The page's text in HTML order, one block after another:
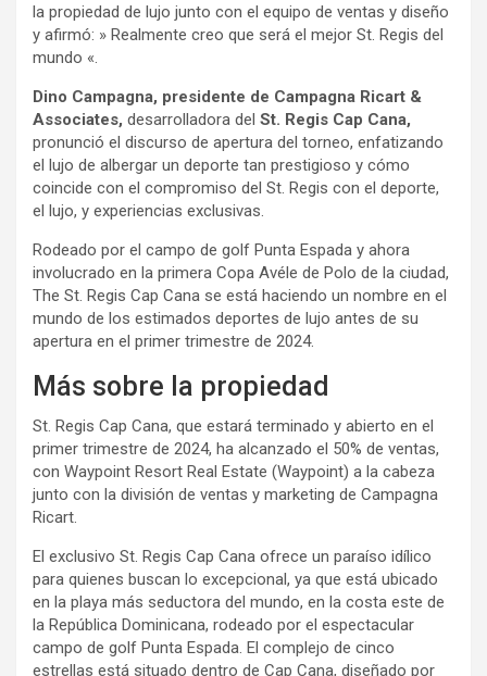
la propiedad de lujo junto con el equipo de ventas y diseño
y afirmó: » Realmente creo que será el mejor St. Regis del
mundo «.
Dino Campagna, presidente de Campagna Ricart &
Associates, desarrolladora del St. Regis Cap Cana,
pronunció el discurso de apertura del torneo, enfatizando
el lujo de albergar un deporte tan prestigioso y cómo
coincide con el compromiso del St. Regis con el deporte,
el lujo, y experiencias exclusivas.
Rodeado por el campo de golf Punta Espada y ahora
involucrado en la primera Copa Avéle de Polo de la ciudad,
The St. Regis Cap Cana se está haciendo un nombre en el
mundo de los estimados deportes de lujo antes de su
apertura en el primer trimestre de 2024.
Más sobre la propiedad
St. Regis Cap Cana, que estará terminado y abierto en el
primer trimestre de 2024, ha alcanzado el 50% de ventas,
con Waypoint Resort Real Estate (Waypoint) a la cabeza
junto con la división de ventas y marketing de Campagna
Ricart.
El exclusivo St. Regis Cap Cana ofrece un paraíso idílico
para quienes buscan lo excepcional, ya que está ubicado
en la playa más seductora del mundo, en la costa este de
la República Dominicana, rodeado por el espectacular
campo de golf Punta Espada. El complejo de cinco
estrellas está situado dentro de Cap Cana, diseñado por